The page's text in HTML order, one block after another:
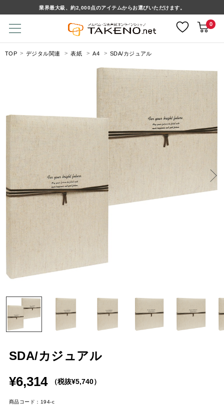
業界最大級、約2,000点のアイテムからお選びいただけます。
0
TOP デジタル関連 表紙 A4 SDA/カジュアル
SDA/カジュアル
¥6,314 （税抜¥5,740）
商品コード：194-c